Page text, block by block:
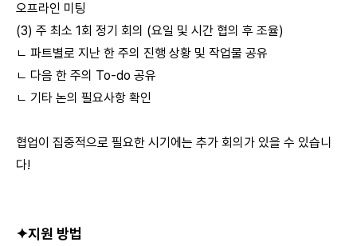
오프라인 미팅
(3) 주 최소 1회 정기 회의 (요일 및 시간 협의 후 조율)
ㄴ 파트별로 지난 한 주의 진행 상황 및 작업물 공유
ㄴ 다음 한 주의 To-do 공유
ㄴ 기타 논의 필요사항 확인
협업이 집중적으로 필요한 시기에는 추가 회의가 있을 수 있습니
다!
✦지원 방법